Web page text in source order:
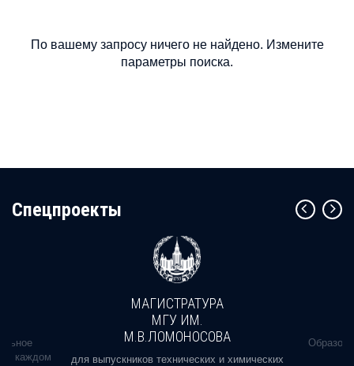
По вашему запросу ничего не найдено. Измените
параметры поиска.
Cпецпроекты
в каждом
МАГИСТРАТУРА
МГУ ИМ.
М.В.ЛОМОНОСОВА
для выпускников технических и химических